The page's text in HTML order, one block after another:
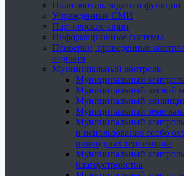
Полномочия, задачи и функции
Учрежденные СМИ
Партнерские связи
Информационные системы
Проверки, проведенные
отделом
Муниципальный контроль
Муниципальный контроль
Муниципальный лесной
Муниципальный
Муниципальный
Муниципальный
и использования особо
природных территорий
Муниципальный
благоустройства